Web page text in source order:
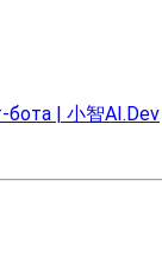
| 小智AI.Dev